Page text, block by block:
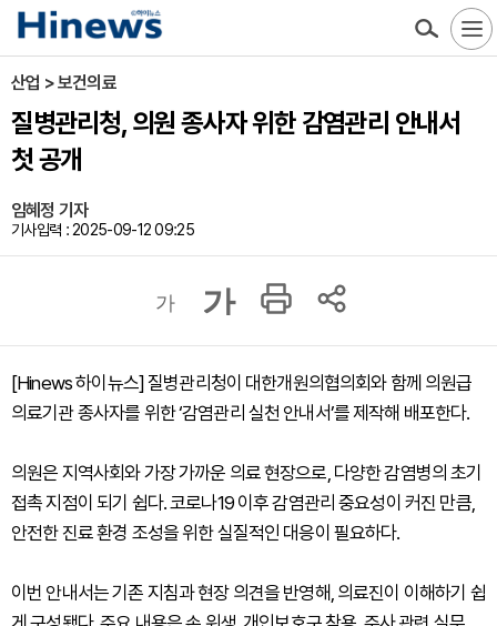
산업 > 보건의료
질병관리청, 의원 종사자 위한 감염관리 안내서
첫 공개
임혜정 기자
기사입력 : 2025-09-12 09:25
가 가
[Hinews 하이뉴스] 질병관리청이 대한개원의협의회와 함께 의원급
의료기관 종사자를 위한 ‘감염관리 실천 안내서’를 제작해 배포한다.
의원은 지역사회와 가장 가까운 의료 현장으로, 다양한 감염병의 초기
접촉 지점이 되기 쉽다. 코로나19 이후 감염관리 중요성이 커진 만큼,
안전한 진료 환경 조성을 위한 실질적인 대응이 필요하다.
이번 안내서는 기존 지침과 현장 의견을 반영해, 의료진이 이해하기 쉽